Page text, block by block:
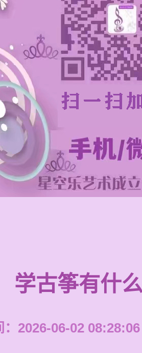
学古筝有什
：2026-06-02 08:28:06